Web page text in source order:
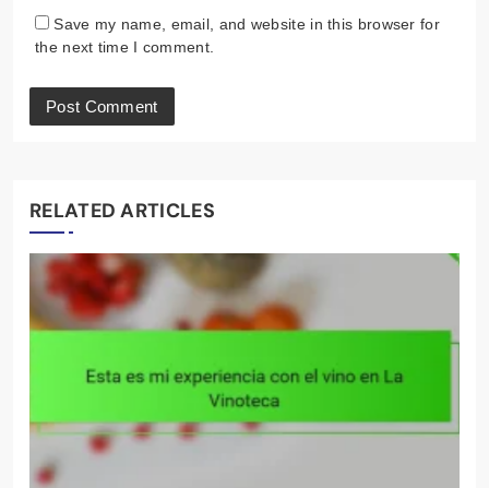
Save my name, email, and website in this browser for
the next time I comment.
RELATED ARTICLES